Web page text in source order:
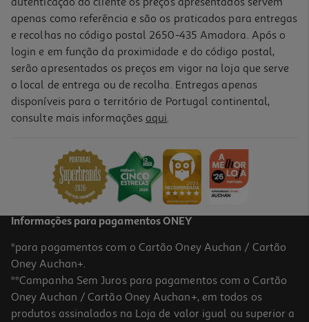
Macbook Air 13" Apple (m5/16gb/512gb Midnight)
1.449,99 €
apenas como referência e são os praticados para entregas
e recolhas no código postal 2650-435 Amadora. Após o
login e em função da proximidade e do código postal,
serão apresentados os preços em vigor na loja que serve
o local de entrega ou de recolha. Entregas apenas
disponíveis para o território de Portugal continental,
consulte mais informações aqui.
Informações para pagamentos ONEY
*para pagamentos com o Cartão Oney Auchan / Cartão
Oney Auchan+.
**Campanha Sem Juros para pagamentos com o Cartão
Oney Auchan / Cartão Oney Auchan+, em todos os
produtos assinalados na Loja de valor igual ou superior a